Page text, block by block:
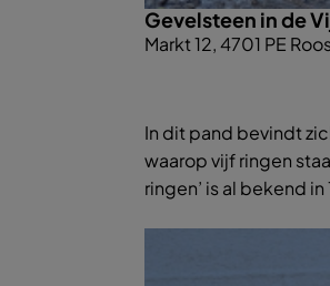
Gevelsteen in de
Markt 12, 4701 PE
In dit pand bevindt
waarop vijf ringen
ringen’ is al bekend in